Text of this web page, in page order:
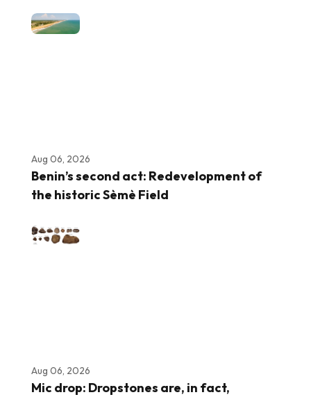
Aug 06, 2026
Benin’s second act: Redevelopment of
the historic Sèmè Field
Aug 06, 2026
Mic drop: Dropstones are, in fact,